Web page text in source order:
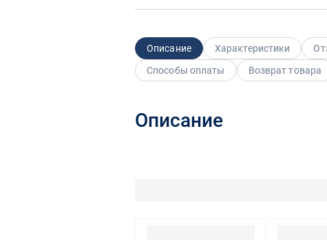
Описание Характеристики
Способы оплаты
Возврат товара
Описание